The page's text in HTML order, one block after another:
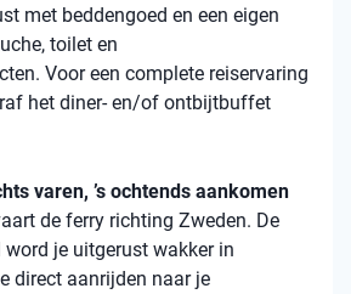
met beddengoed en een eigen
toilet en
Voor een complete reiservaring
het diner- en/of ontbijtbuffet
varen, ’s ochtends aankomen
de ferry richting Zweden. De
je uitgerust wakker in
direct aanrijden naar je